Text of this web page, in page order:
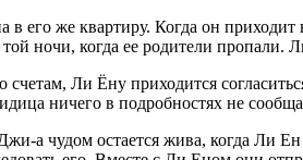
его же квартиру. Когда он
ночи, когда ее родители пропали.
счетам, Ли Ёну приходится
ничего в подробностях не
а чудом остается жива, когда Ли